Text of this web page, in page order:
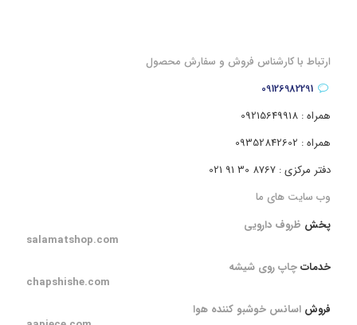
ارتباط با کارشناس فروش و سفارش محصول
09126982291
همراه : 09215649918
همراه : 09352842602
دفتر مرکزی : 8767 30 91 021
وب سایت های ما
پخش ظروف دارویی
salamatshop.com
خدماتچاپ روی شیشه
chapshishe.com
فروش اسانس خوشبو کننده هوا